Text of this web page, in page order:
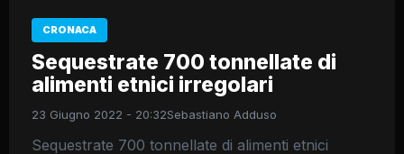
CRONACA
Sequestrate 700 tonnellate di
alimenti etnici irregolari
23 Giugno 2022 - 20:32Sebastiano Adduso
Sequestrate 700 tonnellate di alimenti etnici